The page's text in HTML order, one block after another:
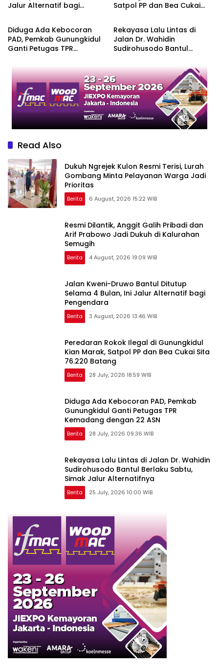
Jalur Alternatif bagi
Satpol PP dan Bea Cukai
Berita
Diduga Ada Kebocoran
PAD, Pemkab Gunungkidul
Ganti Petugas TPR
Berita
Rekayasa Lalu Lintas di
Jalan Dr. Wahidin
Sudirohusodo Bantul
Alternatifnya
Read Also
Dukuh Ngrejek Kulon Resmi Terisi, Lurah
Gombang Minta Pelayanan Warga Jadi
Prioritas
Berita 6 August, 2026 15:22 WIB
Resmi Dilantik, Anggit Galih Pribadi dan
Arif Prabowo Jadi Dukuh di Kalurahan
Semugih
Berita 4 August, 2026 19:09 WIB
Jalan Kweni-Druwo Bantul Ditutup
Selama 4 Bulan, Ini Jalur Alternatif bagi
Pengendara
Berita 3 August, 2026 13:46 WIB
Peredaran Rokok Ilegal di Gunungkidul
Kian Marak, Satpol PP dan Bea Cukai Sita
76.220 Batang
Berita 28 July, 2026 18:59 WIB
Diduga Ada Kebocoran PAD, Pemkab
Gunungkidul Ganti Petugas TPR
Kemadang dengan 22 ASN
Berita 28 July, 2026 09:36 WIB
Rekayasa Lalu Lintas di Jalan Dr. Wahidin
Sudirohusodo Bantul Berlaku Sabtu,
Simak Jalur Alternatifnya
Berita 25 July, 2026 10:00 WIB